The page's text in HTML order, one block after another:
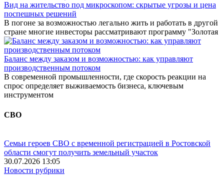
Вид на жительство под микроскопом: скрытые угрозы и цена
поспешных решений
В погоне за возможностью легально жить и работать в другой
стране многие инвесторы рассматривают программу "Золотая
Баланс между заказом и возможностью: как управляют
производственным потоком
В современной промышленности, где скорость реакции на
спрос определяет выживаемость бизнеса, ключевым
инструментом
СВО
Семьи героев СВО с временной регистрацией в Ростовской
области смогут получить земельный участок
30.07.2026 13:05
Новости рубрики